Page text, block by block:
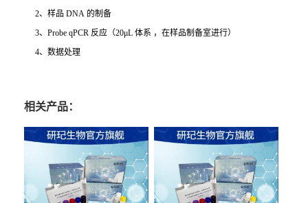
2、样品 DNA 的制备
3、Probe qPCR 反应（20μL 体系 ，在样品制备室进行）
4、数据处理
相关产品：